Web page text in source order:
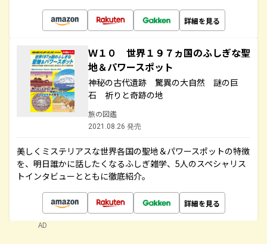
詳細を見る
Ｗ１０ 世界１９７ヵ国のふしぎな聖
地＆パワースポット
神秘の古代遺跡 驚異の大自然 謎の巨
石 祈りと奇跡の地
旅の図鑑
2021.08.26 発売
美しくミステリアスな世界各国の聖地＆パワースポットの特徴
を、明日誰かに話したくなるふしぎ雑学、5人のスペシャリス
トインタビューとともに徹底紹介。
詳細を見る
AD